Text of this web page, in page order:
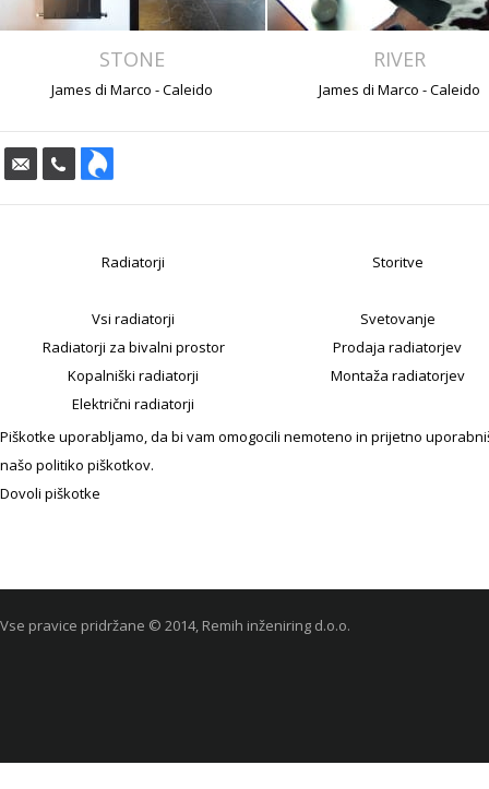
STONE
James di Marco - Caleido
RIVER
James di Marco - Caleido
Radiatorji
Vsi radiatorji
Radiatorji za bivalni prostor
Kopalniški radiatorji
Električni radiatorji
Storitve
Svetovanje
Prodaja radiatorjev
Montaža radiatorjev
Piškotke uporabljamo, da bi vam omogocili nemoteno in prijetno
našo politiko piškotkov.
Dovoli piškotke
Vse pravice pridržane © 2014, Remih inženiring d.o.o.